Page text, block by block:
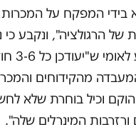
בידי המפקח על
של הרגולציה", ונקבע
מרכז
מהקידוחים
וכיל בוחרת שלא
המינרלים שלה".